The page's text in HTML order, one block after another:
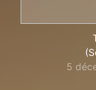
5